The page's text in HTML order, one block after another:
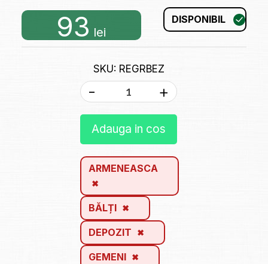
93 lei
DISPONIBIL
SKU: REGRBEZ
- +
Adauga in cos
ARMENEASCA
BĂLȚI
DEPOZIT
GEMENI